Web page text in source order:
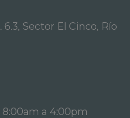
Sector El Cinco, Río
a 4:00pm